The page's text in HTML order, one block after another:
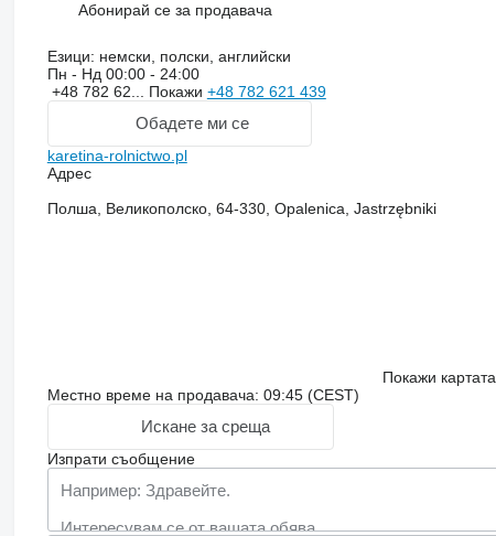
Абонирай се за продавача
Езици: немски, полски, английски
Пн - Нд 00:00 - 24:00
+48 782 62... Покажи +48 782 621 439
Обадете ми се
karetina-rolnictwo.pl
Адрес
Полша, Великополско, 64-330, Opalenica, Jastrzębniki
Покажи картата
Местно време на продавача: 09:45 (CEST)
Искане за среща
Изпрати съобщение